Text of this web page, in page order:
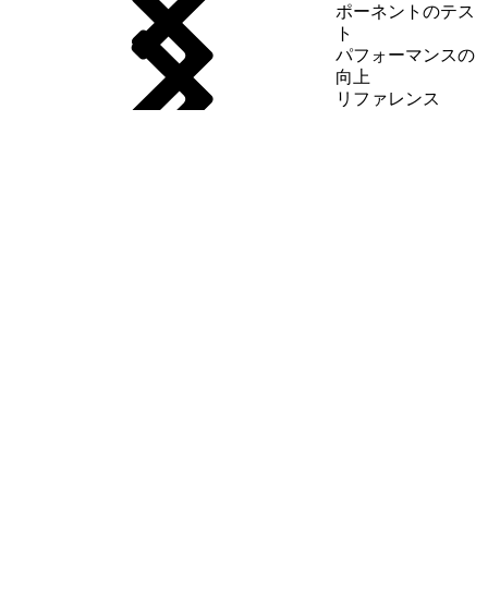
ポーネントのテス
ト
パフォーマンスの
向上
リファレンス